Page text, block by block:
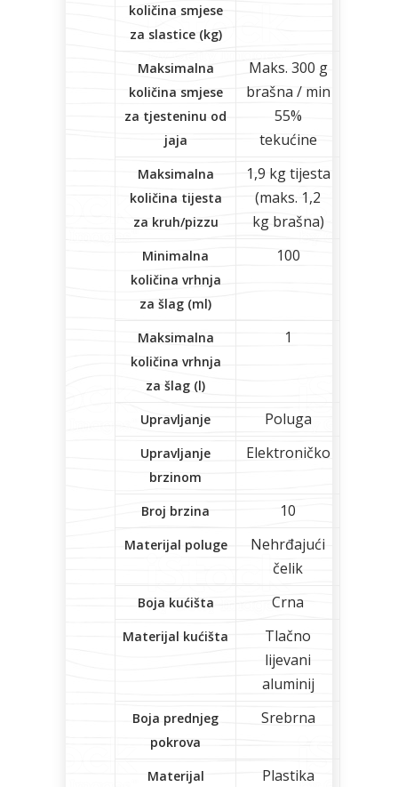
količina smjese
za slastice (kg)
Maksimalna
količina smjese
za tjesteninu od
jaja
Maks. 300 g
brašna / min
55%
tekućine
Maksimalna
količina tijesta
za kruh/pizzu
1,9 kg tijesta
(maks. 1,2
kg brašna)
Minimalna
količina vrhnja
za šlag (ml)
100
Maksimalna
količina vrhnja
za šlag (l)
1
Upravljanje Poluga
Upravljanje
brzinom
Elektroničko
Broj brzina 10
Materijal poluge
Nehrđajući
čelik
Boja kućišta Crna
Materijal kućišta
Tlačno
lijevani
aluminij
Boja prednjeg
pokrova
Srebrna
Materijal
Plastika